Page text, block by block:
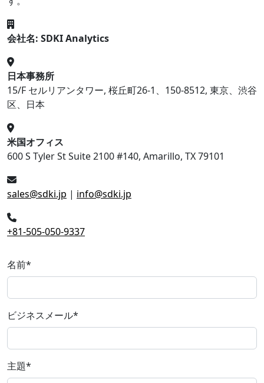
会社名: SDKI Analytics
日本事務所
15/F セルリアンタワー, 桜丘町26-1、150-8512, 東京、渋谷
区、日本
米国オフィス
600 S Tyler St Suite 2100 #140, Amarillo, TX 79101
sales@sdki.jp | info@sdki.jp
+81-505-050-9337
名前*
ビジネスメール*
主題*